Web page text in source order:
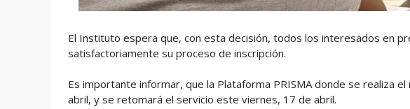
El Instituto espera que, con esta decisión, todos los interesados en
satisfactoriamente su proceso de inscripción.
Es importante informar, que la Plataforma PRISMA donde se realiza
abril, y se retomará el servicio este viernes, 17 de abril.